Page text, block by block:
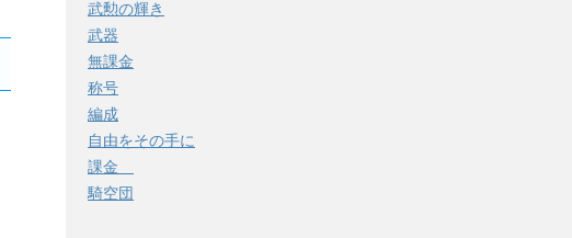
武勲の輝き
武器
無課金
称号
編成
自由をその手に
課金
騎空団